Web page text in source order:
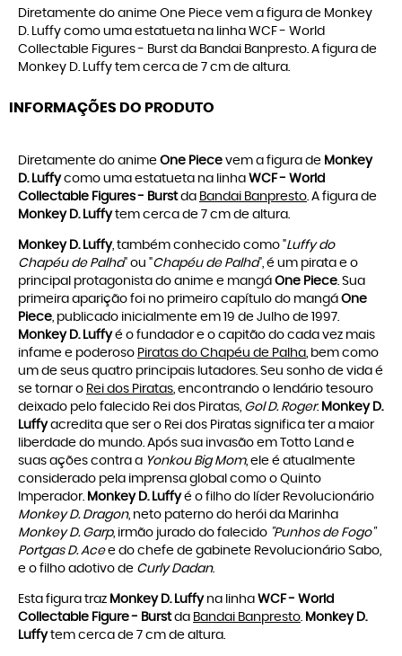
Diretamente do anime One Piece vem a figura de Monkey
D. Luffy como uma estatueta na linha WCF - World
Collectable Figures - Burst da Bandai Banpresto. A figura de
Monkey D. Luffy tem cerca de 7 cm de altura.
INFORMAÇÕES DO PRODUTO
Diretamente do anime One Piece vem a figura de Monkey
D. Luffycomo uma estatueta na linha WCF - World
Collectable Figures - Burstda Bandai Banpresto. A figura de
Monkey D. Luffytem cerca de 7 cm de altura.
Monkey D. Luffy, também conhecido como "Luffy do
Chapéu de Palha" ou "Chapéu de Palha", é um pirata e o
principal protagonista do anime e mangá One Piece. Sua
primeira aparição foi no primeiro capítulo do mangá One
Piece, publicado inicialmente em 19 de Julho de 1997.
Monkey D. Luffyé o fundador e o capitão do cada vez mais
infame e poderoso Piratas do Chapéu de Palha, bem como
um de seus quatro principais lutadores. Seu sonho de vida é
se tornar o Rei dos Piratas, encontrando o lendário tesouro
deixado pelo falecido Rei dos Piratas, Gol D. Roger. Monkey D.
Luffyacredita que ser o Rei dos Piratas significa ter a maior
liberdade do mundo. Após sua invasão em Totto Land e
suas ações contra a Yonkou Big Mom, ele é atualmente
considerado pela imprensa global como o Quinto
Imperador. Monkey D. Luffyé o filho do líder Revolucionário
Monkey D. Dragon, neto paterno do herói da Marinha
Monkey D. Garp, irmão jurado do falecido "Punhos de Fogo"
Portgas D. Acee do chefe de gabinete Revolucionário Sabo,
e o filho adotivo de Curly Dadan.
Esta figura traz Monkey D. Luffy na linha WCF - World
Collectable Figure - Burstda Bandai Banpresto. Monkey D.
Luffy tem cerca de 7 cm de altura.